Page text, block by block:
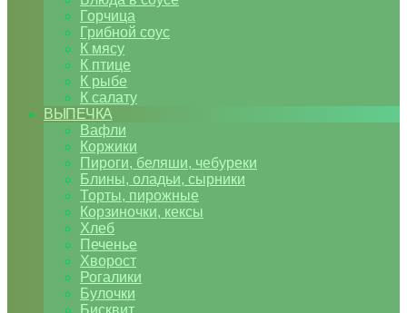
Горчица
Грибной соус
К мясу
К птице
К рыбе
К салату
ВЫПЕЧКА
Вафли
Коржики
Пироги, беляши, чебуреки
Блины, оладьи, сырники
Торты, пирожные
Корзиночки, кексы
Хлеб
Печенье
Хворост
Рогалики
Булочки
Бисквит